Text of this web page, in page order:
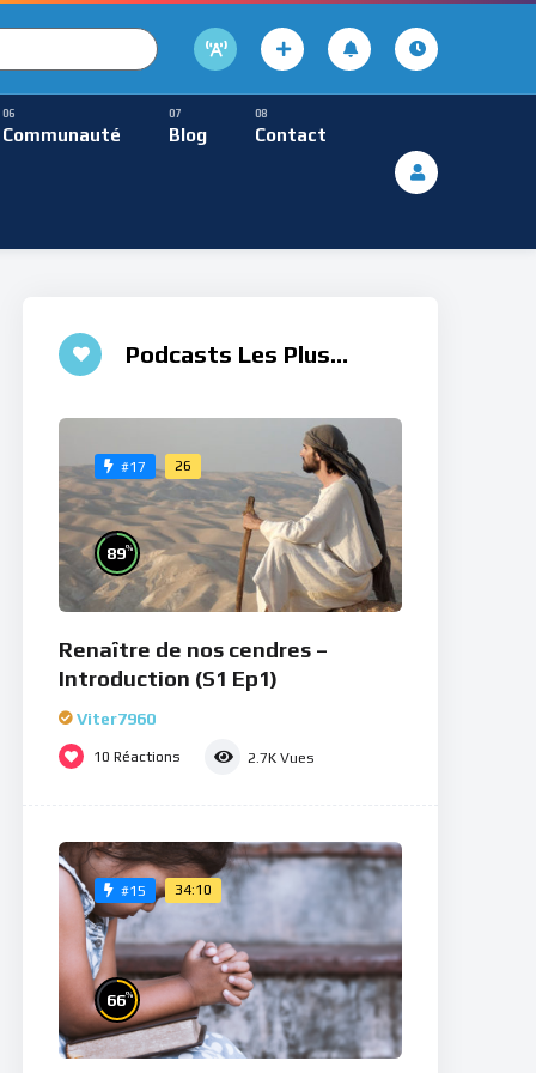
Lecture
Communauté Blog Contact
Méditative
Podcasts Les Plus
#17 26
89%
Renaître de nos cendres –
Introduction (S1 Ep1)
Viter7960
10 Réactions 2.7K Vues
#15 34:10
66%